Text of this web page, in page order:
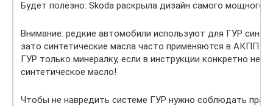
Будет полезно: Skoda раскрыла дизайн самого мощного
Внимание: редкие автомобили используют для ГУР
зато синтетические масла часто применяются в АКПП.
ГУР только минералку, если в инструкции конкретно не
синтетическое масло!
Чтобы не навредить системе ГУР нужно соблюдать